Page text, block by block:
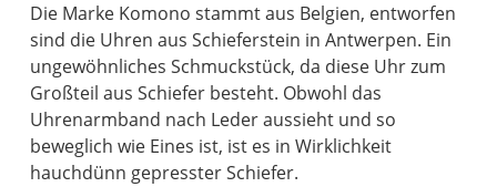
Die Marke Komono stammt aus Belgien, entworfen
sind die Uhren aus Schieferstein in Antwerpen. Ein
ungewöhnliches Schmuckstück, da diese Uhr zum
Großteil aus Schiefer besteht. Obwohl das
Uhrenarmband nach Leder aussieht und so
beweglich wie Eines ist, ist es in Wirklichkeit
hauchdünn gepresster Schiefer.